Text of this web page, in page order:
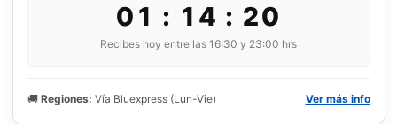
01 : 14 : 19
Recibes hoy entre las 16:30 y 23:00 hrs
🚚 Regiones: Vía Bluexpress (Lun-Vie) Ver más info